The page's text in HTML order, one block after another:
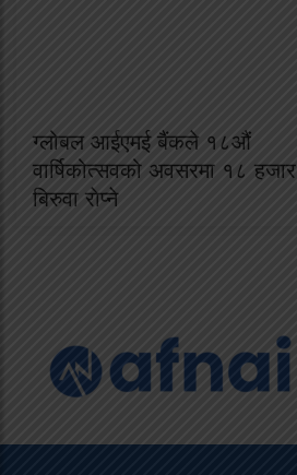
ग्लोबल आईएमई बैंकले १८औं
वार्षिकोत्सवको अवसरमा १८ हजार
बिरुवा राेप्ने